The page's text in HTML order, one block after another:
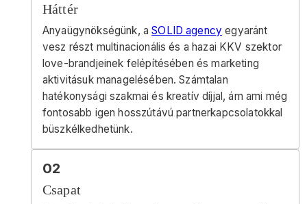
Háttér
Anyaügynökségünk, aSOLID agency egyaránt
vesz részt multinacionális és a hazai KKV szektor
love-brandjeinek felépítésében és marketing
aktivitásuk managelésében. Számtalan
hatékonysági szakmai és kreatív díjjal, ám ami még
fontosabb igen hosszútávú partnerkapcsolatokkal
büszkélkedhetünk.
02
Csapat